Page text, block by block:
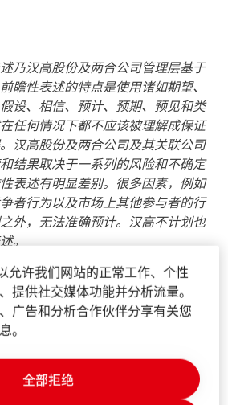
乃汉高股份及两合公司管理层基于
瞻性表述的特点是使用诸如期望、
设、相信、预计、预期、预见和类
任何情况下都不应该被理解成保证
汉高股份及两合公司及其关联公司
结果取决于一系列的风险和不确定
表述有明显差别。很多因素，例如
者行为以及市场上其他参与者的行
外，无法准确预计。汉高不计划也
。
告框架中未明确界定的补充性财务
或可能是替代性财务表现计量（非
补充财务计量指标是根据综合财务
框架提出的，不应被孤立看待，也
、财务状况或运营结果的替代计量
告或描述类似项目的替代性财务计
的计算方法。
允许我们网站的正常工作、个性
提供社交媒体功能并分析流量。
广告和分析合作伙伴分享有关您
。
全部拒绝